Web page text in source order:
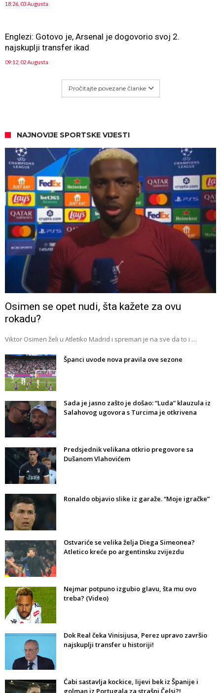
18:26, 03 Augusta
Englezi: Gotovo je, Arsenal je dogovorio svoj 2.
najskuplji transfer ikad
09:12, 02 Augusta
Pročitajte povezane članke
NAJNOVIJE SPORTSKE VIJESTI
Osimen se opet nudi, šta kažete za ovu
rokadu?
Viktor Osimen želi u Atletiko Madrid i spreman je na sve da to i …
Španci uvode nova pravila ove sezone
Sada je jasno zašto je došao: “Luda” klauzula iz
Salahovog ugovora s Turcima je otkrivena
Predsjednik velikana otkrio pregovore sa
Dušanom Vlahovićem
Ronaldo objavio slike iz garaže. “Moje igračke”
Ostvariće se velika želja Diega Simeonea?
Atletico kreće po argentinsku zvijezdu
Nejmar potpuno izgubio glavu, šta mu ovo
treba? (Video)
Dok Real čeka Vinisijusa, Perez upravo završio
najskuplji transfer u historiji!
Ćabi sastavlja kockice, lijevi bek iz Španije i
golman iz Portugala za strašni Čelsi?!